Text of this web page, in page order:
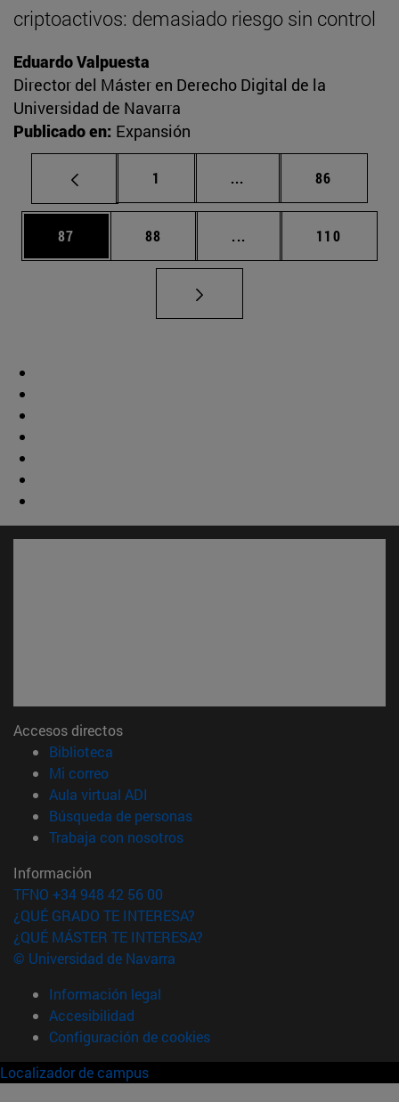
criptoactivos: demasiado riesgo sin control
Eduardo Valpuesta
Director del Máster en Derecho Digital de la
Universidad de Navarra
Publicado en: Expansión
Página
1 ... Páginas intermedias
Página
86
Página
87 Página
88 ... Páginas intermedias
Página
110
Accesos directos
Biblioteca
Mi correo(abre en nueva ventana)
Aula virtual ADI
Búsqueda de personas(abre en nueva ventana)
Trabaja con nosotros(abre en nueva ventana)
Información
TFNO +34 948 42 56 00
¿QUÉ GRADO TE INTERESA?
¿QUÉ MÁSTER TE INTERESA?
© Universidad de Navarra
Información legal
Accesibilidad
Configuración de cookies
Localizador de campus